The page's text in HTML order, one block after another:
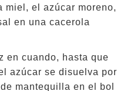
miel, el azúcar moreno,
en una cacerola
en cuando, hasta que
azúcar se disuelva por
mantequilla en el bol